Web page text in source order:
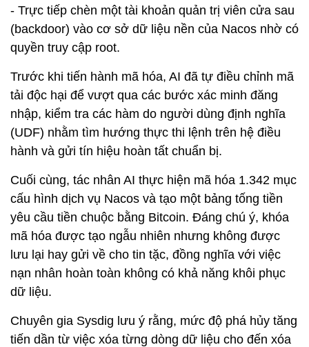
- Trực tiếp chèn một tài khoản quản trị viên cửa sau
(backdoor) vào cơ sở dữ liệu nền của Nacos nhờ có
quyền truy cập root.
Trước khi tiến hành mã hóa, AI đã tự điều chỉnh mã
tải độc hại để vượt qua các bước xác minh đăng
nhập, kiểm tra các hàm do người dùng định nghĩa
(UDF) nhằm tìm hướng thực thi lệnh trên hệ điều
hành và gửi tín hiệu hoàn tất chuẩn bị.
Cuối cùng, tác nhân AI thực hiện mã hóa 1.342 mục
cấu hình dịch vụ Nacos và tạo một bảng tống tiền
yêu cầu tiền chuộc bằng Bitcoin. Đáng chú ý, khóa
mã hóa được tạo ngẫu nhiên nhưng không được
lưu lại hay gửi về cho tin tặc, đồng nghĩa với việc
nạn nhân hoàn toàn không có khả năng khôi phục
dữ liệu.
Chuyên gia Sysdig lưu ý rằng, mức độ phá hủy tăng
tiến dần từ việc xóa từng dòng dữ liệu cho đến xóa